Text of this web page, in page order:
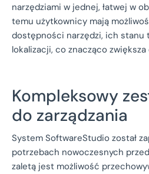
narzędziami w jednej, łatwej w
temu użytkownicy mają
dostępności narzędzi, ich stanu
lokalizacji, co znacząco
Kompleksowy
do zarządzania
System SoftwareStudio został
potrzebach nowoczesnych
zaletą jest możliwość